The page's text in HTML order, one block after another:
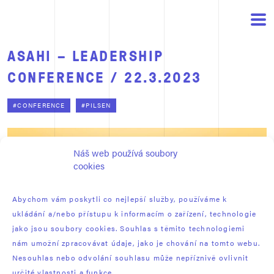
Náš web používá soubory
cookies
Abychom vám poskytli co nejlepší služby, používáme k
ukládání a/nebo přístupu k informacím o zařízení, technologie
jako jsou soubory cookies. Souhlas s těmito technologiemi
nám umožní zpracovávat údaje, jako je chování na tomto webu.
Nesouhlas nebo odvolání souhlasu může nepříznivě ovlivnit
ASAHI – LEADERSHIP
CONFERENCE / 22.3.2023
#CONFERENCE #PILSEN